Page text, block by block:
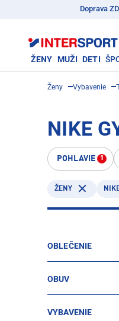
Doprava
ŽENY MUŽI DETI
Ženy Vybavenie
NIKE
POHLAVIE 1
ŽENY
OBLEČENIE
OBUV
VYBAVENIE